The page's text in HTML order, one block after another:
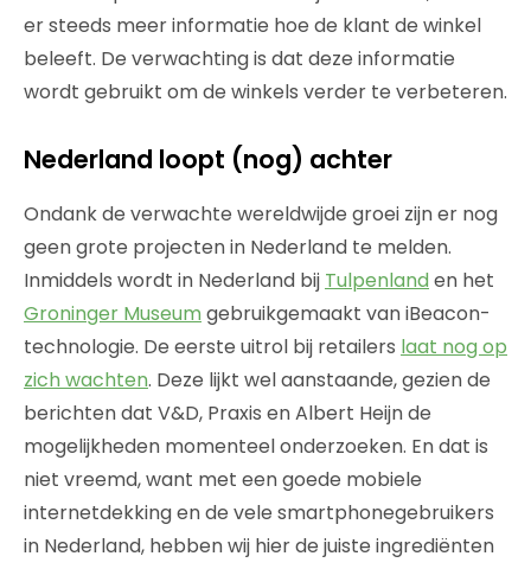
er steeds meer informatie hoe de klant de winkel
beleeft. De verwachting is dat deze informatie
wordt gebruikt om de winkels verder te verbeteren.
Nederland loopt (nog) achter
Ondank de verwachte wereldwijde groei zijn er nog
geen grote projecten in Nederland te melden.
Inmiddels wordt in Nederland bij Tulpenland en het
Groninger Museum gebruikgemaakt van iBeacon-
technologie. De eerste uitrol bij retailers laat nog op
zich wachten. Deze lijkt wel aanstaande, gezien de
berichten dat V&D, Praxis en Albert Heijn de
mogelijkheden momenteel onderzoeken. En dat is
niet vreemd, want met een goede mobiele
internetdekking en de vele smartphonegebruikers
in Nederland, hebben wij hier de juiste ingrediënten